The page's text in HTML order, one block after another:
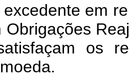
em
Obrigações
os